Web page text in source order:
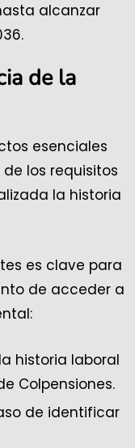
alcanzar
de la
esenciales
los requisitos
la historia
es clave para
de acceder a
historia laboral
Colpensiones.
de identificar